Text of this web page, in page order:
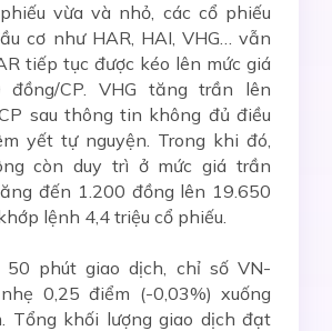
vừa và nhỏ, các cổ phiếu
cơ như HAR, HAI, VHG… vẫn
tiếp tục được kéo lên mức giá
đồng/CP. VHG tăng trần lên
sau thông tin không đủ điều
yết tự nguyện. Trong khi đó,
còn duy trì ở mức giá trần
đến 1.200 đồng lên 19.650
lệnh 4,4 triệu cổ phiếu.
50 phút giao dịch, chỉ số VN-
0,25 điểm (-0,03%) xuống
Tổng khối lượng giao dịch đạt